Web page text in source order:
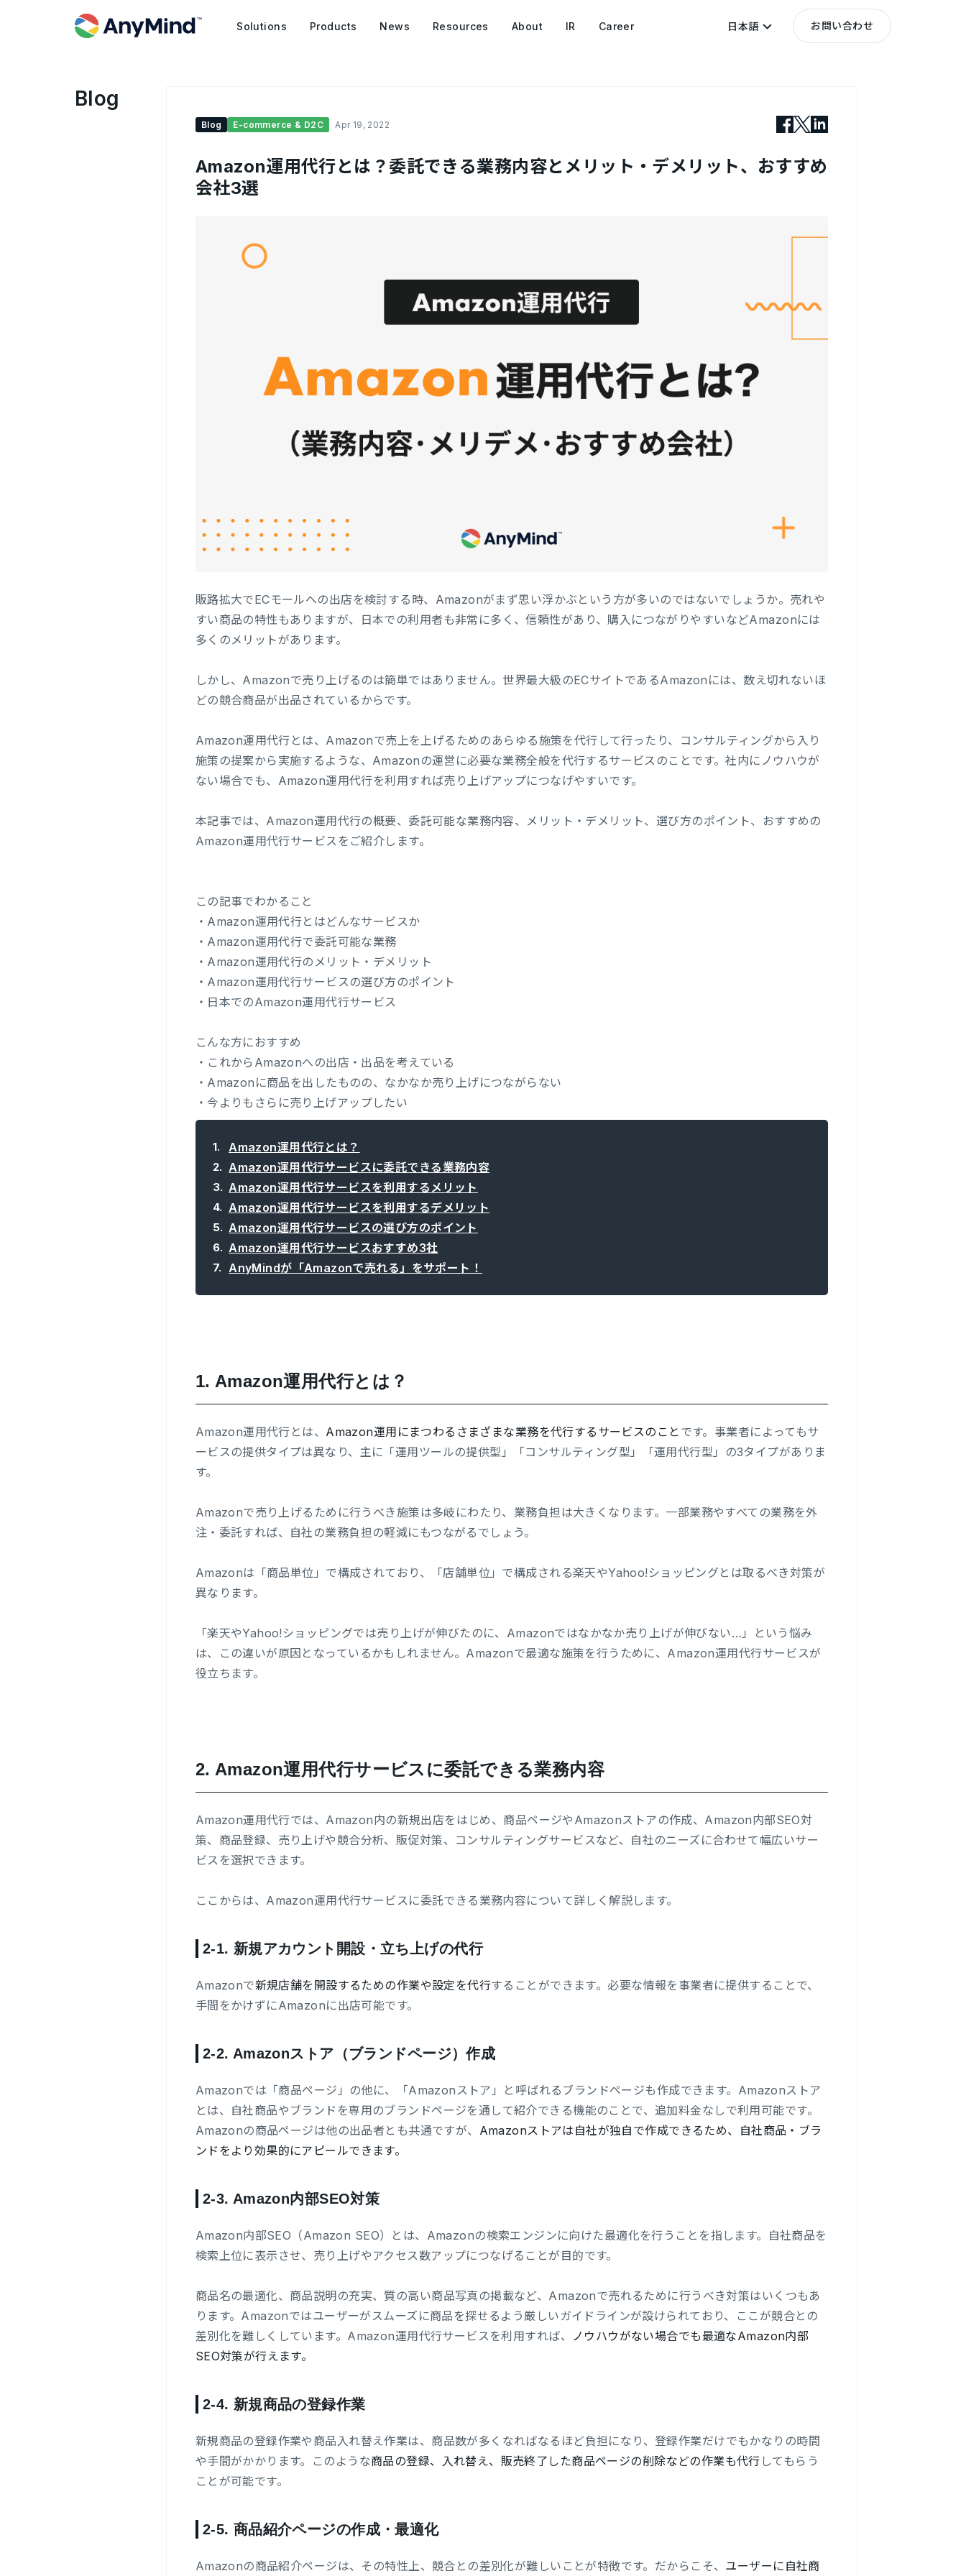
Solutions Products News Resources About IR Career 日本語 お問い合わせ
Blog
Blog E-commerce & D2C Apr 19, 2022
Amazon運用代行とは？委託できる業務内容とメリット・デメリット、おすすめ
会社3選
販路拡大でECモールへの出店を検討する時、Amazonがまず思い浮かぶという方が多いのではないでしょうか。売れや
すい商品の特性もありますが、日本での利用者も非常に多く、信頼性があり、購入につながりやすいなどAmazonには
多くのメリットがあります。
しかし、Amazonで売り上げるのは簡単ではありません。世界最大級のECサイトであるAmazonには、数え切れないほ
どの競合商品が出品されているからです。
Amazon運用代行とは、Amazonで売上を上げるためのあらゆる施策を代行して行ったり、コンサルティングから入り
施策の提案から実施するような、Amazonの運営に必要な業務全般を代行するサービスのことです。社内にノウハウが
ない場合でも、Amazon運用代行を利用すれば売り上げアップにつなげやすいです。
本記事では、Amazon運用代行の概要、委託可能な業務内容、メリット・デメリット、選び方のポイント、おすすめの
Amazon運用代行サービスをご紹介します。
この記事でわかること
・Amazon運用代行とはどんなサービスか
・Amazon運用代行で委託可能な業務
・Amazon運用代行のメリット・デメリット
・Amazon運用代行サービスの選び方のポイント
・日本でのAmazon運用代行サービス
こんな方におすすめ
・これからAmazonへの出店・出品を考えている
・Amazonに商品を出したものの、なかなか売り上げにつながらない
・今よりもさらに売り上げアップしたい
Amazon運用代行とは？
Amazon運用代行サービスに委託できる業務内容
Amazon運用代行サービスを利用するメリット
Amazon運用代行サービスを利用するデメリット
Amazon運用代行サービスの選び方のポイント
Amazon運用代行サービスおすすめ3社
AnyMindが「Amazonで売れる」をサポート！
1. Amazon運用代行とは？
Amazon運用代行とは、 Amazon運用にまつわるさまざまな業務を代行するサービスのこと です。事業者によってもサ
ービスの提供タイプは異なり、主に「運用ツールの提供型」「コンサルティング型」「運用代行型」の3タイプがありま
す。
Amazonで売り上げるために行うべき施策は多岐にわたり、業務負担は大きくなります。一部業務やすべての業務を外
注・委託すれば、自社の業務負担の軽減にもつながるでしょう。
Amazonは「商品単位」で構成されており、「店舗単位」で構成される楽天やYahoo!ショッピングとは取るべき対策が
異なります。
「楽天やYahoo!ショッピングでは売り上げが伸びたのに、Amazonではなかなか売り上げが伸びない…」という悩み
は、この違いが原因となっているかもしれません。Amazonで最適な施策を行うために、Amazon運用代行サービスが
役立ちます。
2. Amazon運用代行サービスに委託できる業務内容
Amazon運用代行では、Amazon内の新規出店をはじめ、商品ページやAmazonストアの作成、Amazon内部SEO対
策、商品登録、売り上げや競合分析、販促対策、コンサルティングサービスなど、自社のニーズに合わせて幅広いサー
ビスを選択できます。
ここからは、Amazon運用代行サービスに委託できる業務内容について詳しく解説します。
2-1. 新規アカウント開設・立ち上げの代行
Amazonで新規店舗を開設するための作業や設定を代行することができます。必要な情報を事業者に提供することで、
手間をかけずにAmazonに出店可能です。
2-2. Amazonストア（ブランドページ）作成
Amazonでは「商品ページ」の他に、「Amazonストア」と呼ばれるブランドページも作成できます。Amazonストア
とは、自社商品やブランドを専用のブランドページを通して紹介できる機能のことで、追加料金なしで利用可能です。
Amazonの商品ページは他の出品者とも共通ですが、 Amazonストアは自社が独自で作成できるため、自社商品・ブラ
ンドをより効果的にアピールできます。
2-3. Amazon内部SEO対策
Amazon内部SEO（Amazon SEO）とは、Amazonの検索エンジンに向けた最適化を行うことを指します。自社商品を
検索上位に表示させ、売り上げやアクセス数アップにつなげることが目的です。
商品名の最適化、商品説明の充実、質の高い商品写真の掲載など、Amazonで売れるために行うべき対策はいくつもあ
ります。Amazonではユーザーがスムーズに商品を探せるよう厳しいガイドラインが設けられており、ここが競合との
差別化を難しくしています。Amazon運用代行サービスを利用すれば、
ノウハウがない場合でも最適なAmazon内部
SEO対策が行えます。
2-4. 新規商品の登録作業
新規商品の登録作業や商品入れ替え作業は、商品数が多くなればなるほど負担になり、登録作業だけでもかなりの時間
や手間がかかります。このような商品の登録、入れ替え、販売終了した商品ページの削除などの作業も代行 してもらう
ことが可能です。
2-5. 商品紹介ページの作成・最適化
Amazonの商品紹介ページは、その特性上、競合との差別化が難しいことが特徴です。だからこそ、 ユーザーに自社商